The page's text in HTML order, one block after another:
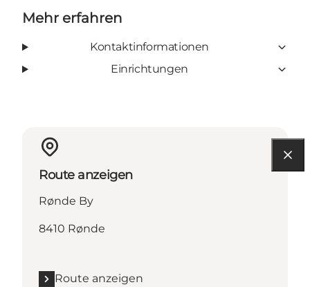
Mehr erfahren
Kontaktinformationen
Einrichtungen
Route anzeigen
Rønde By
8410 Rønde
Route anzeigen